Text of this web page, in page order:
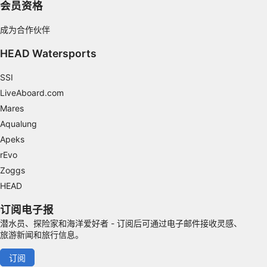
会员资格
成为合作伙伴
HEAD Watersports
SSI
LiveAboard.com
Mares
Aqualung
Apeks
rEvo
Zoggs
HEAD
订阅电子报
潜水员、探险家和海洋爱好者 - 订阅后可通过电子邮件接收灵感、
旅游新闻和旅行信息。
订阅